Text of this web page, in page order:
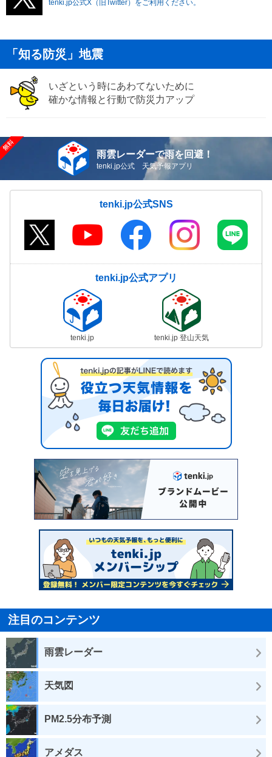
tenki.jp公式X（旧Twitter）をご利用ください。
「知る防災」地震
いざという時にあわてないために
確かな情報と行動で防災力アップ
雨雲レーダーで雨を回避！
tenki.jp公式 天気予報アプリ
tenki.jp公式SNS
tenki.jp公式アプリ
tenki.jp tenki.jp 登山天気
注目のコンテンツ
雨雲レーダー
天気図
PM2.5分布予測
アメダス